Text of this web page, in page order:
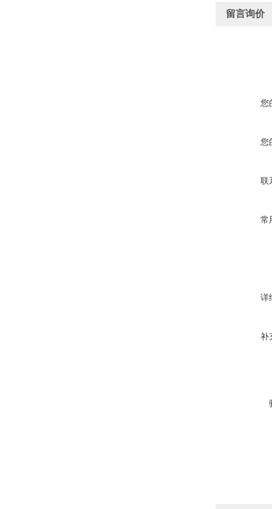
留言询价
您
您
联
常
详
补